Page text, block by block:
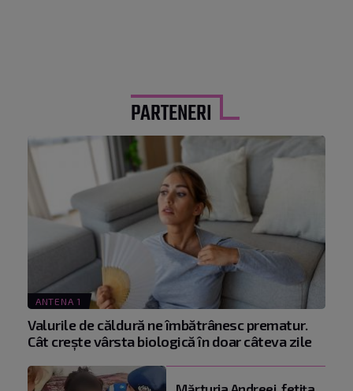
PARTENERI
ANTENA 1
Valurile de căldură ne îmbătrânesc prematur.
Cât crește vârsta biologică în doar câteva zile